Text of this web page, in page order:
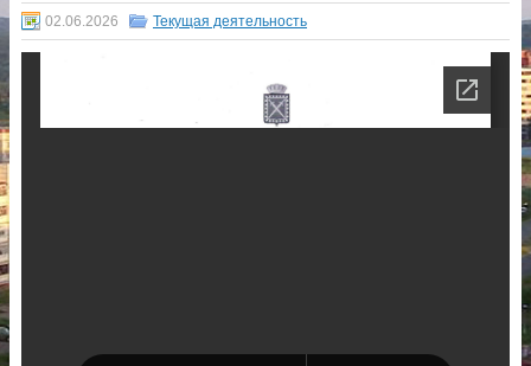
02.06.2026 Текущая деятельность